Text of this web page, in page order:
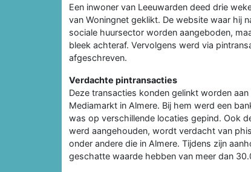
Een inwoner van Leeuwarden deed drie
van Woningnet geklikt. De website waar hij
sociale huursector worden aangeboden,
bleek achteraf. Vervolgens werd via
afgeschreven.
Verdachte pintransacties
Deze transacties konden gelinkt worden
Mediamarkt in Almere. Bij hem werd een
was op verschillende locaties gepind. Ook
werd aangehouden, wordt verdacht van
onder andere die in Almere. Tijdens zijn
geschatte waarde hebben van meer dan